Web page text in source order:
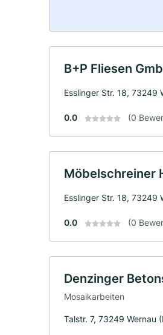
B+P Fliesen
Esslinger Str. 18, 73249
0.0 (0
Möbelschreiner
Esslinger Str. 18, 73249
0.0 (0
Denzinger
Mosaikarbeiten
Talstr. 7, 73249 Wernau